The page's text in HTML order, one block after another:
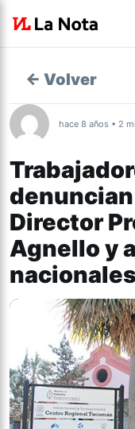
← Volver
hace 8 años • 2
Director
Agnello y